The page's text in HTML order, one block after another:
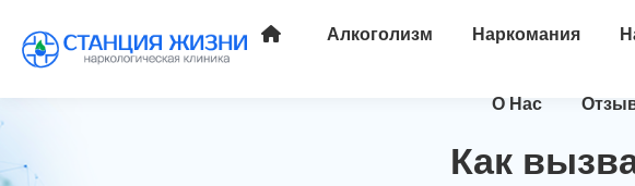
Алкоголизм Наркомания
О Нас
Как